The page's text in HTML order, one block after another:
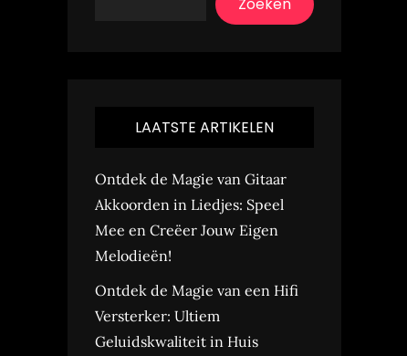
LAATSTE ARTIKELEN
Ontdek de Magie van Gitaar
Akkoorden in Liedjes: Speel
Mee en Creëer Jouw Eigen
Melodieën!
Ontdek de Magie van een Hifi
Versterker: Ultiem
Geluidskwaliteit in Huis